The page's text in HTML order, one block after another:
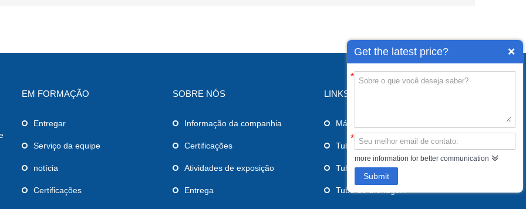
Get the latest price?
*
*
more information for better communication
Submit
EM FORMAÇÃO
Entregar
Serviço da equipe
notícia
Certificações
SOBRE NÓS
Informação da companhia
Certificações
Atividades de exposição
Entrega
LINKS
Máscara laríngea das vias aéreas
Tubo endotraqueal
Tubo de alimentação
Tubo de drenagem